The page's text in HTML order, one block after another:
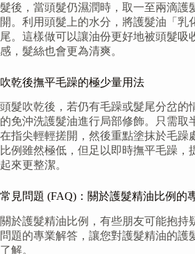
髮後，當頭髮仍濕潤時，取一至兩滴護
開。利用頭髮上的水分，將護髮油「乳
尾。這樣做可以讓油份更好地被頭髮吸
感，髮絲也會更為清爽。
吹乾後撫平毛躁的極少量用法
頭髮吹乾後，若仍有毛躁或髮尾分岔的
的免沖洗護髮油進行局部修飾。只需取
在指尖輕輕搓開，然後重點塗抹於毛躁
比例雖然極低，但足以即時撫平毛躁，
起來更整潔。
常見問題 (FAQ)：關於護髮精油比例的
關於護髮精油比例，有些朋友可能抱持
問題的專業解答，讓您對護髮精油的護
了解。